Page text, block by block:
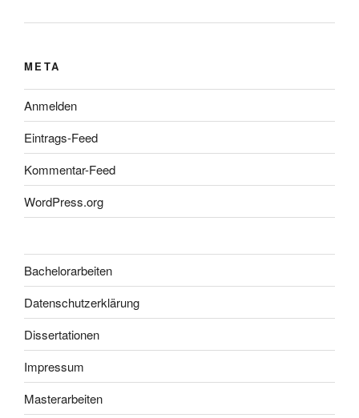
META
Anmelden
Eintrags-Feed
Kommentar-Feed
WordPress.org
Bachelorarbeiten
Datenschutzerklärung
Dissertationen
Impressum
Masterarbeiten